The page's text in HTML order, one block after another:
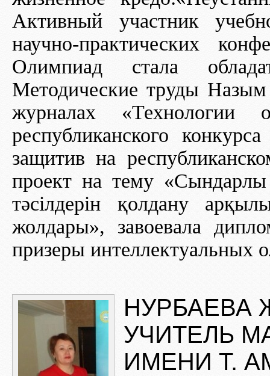
Активный участник
научно-практических
Олимпиад стала
Методические труды Назым
журналах «Технологии
республиканского
защитив на
проект на тему «Сындарлы
тәсілдерін қолдану
жолдары», завоевала
призеры интеллектуальных
НУРБАЕВА
УЧИТЕЛЬ
ИМЕНИ Т.